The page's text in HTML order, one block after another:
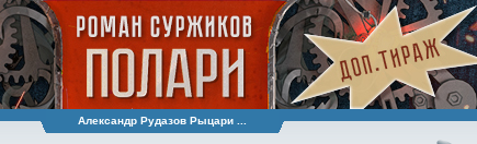
Александр Рудазов Рыцари ...